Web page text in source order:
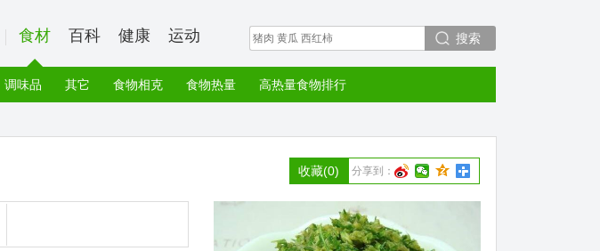
搜索
食材 百科 健康 运动
调味品 其它 食物相克 食物热量 高热量食物排行
分享到：
收藏(0)